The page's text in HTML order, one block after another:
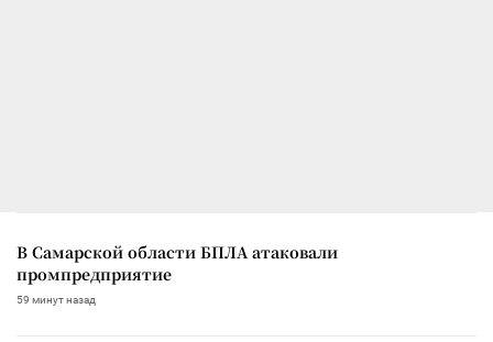
В Самарской области БПЛА атаковали
промпредприятие
59 минут назад